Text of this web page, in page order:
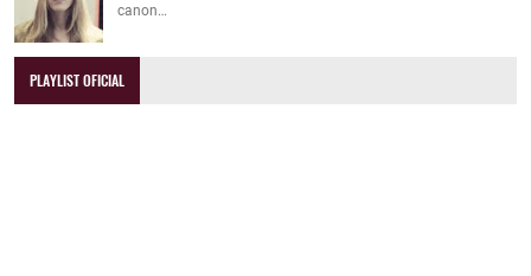
canon…
PLAYLIST OFICIAL